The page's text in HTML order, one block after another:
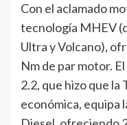
Con el aclamado
tecnología MHEV
Ultra y Volcano),
Nm de par motor.
2.2, que hizo que
económica, equipa